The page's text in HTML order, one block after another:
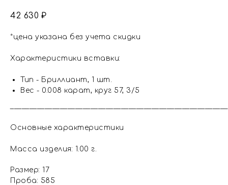
42 630 ₽
*цена указана без учета скидки
Характеристики вставки:
Тип - Бриллиант, 1 шт.
Вес - 0.008 карат, круг 57, 3/5
Основные характеристики
Масса изделия: 1.00 г.
Размер: 17
Проба: 585